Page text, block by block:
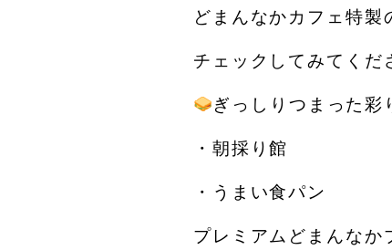
どまんなかカフェ特製
チェックしてみてくだ
ぎっしりつまった彩
・朝採り館
・うまい食パン
プレミアムどまんなか